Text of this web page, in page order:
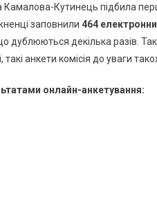
Камалова-Кутинець підбила
заповнили 464
дублюються декілька разів.
анкети комісія до уваги
онлайн-анкетування: